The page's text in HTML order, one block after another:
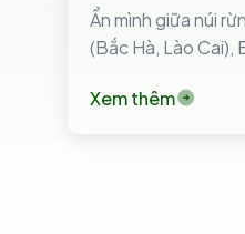
Ẩn mình giữa núi
(Bắc Hà, Lào Cai),
Xem thêm